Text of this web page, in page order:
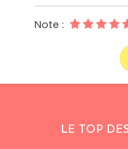
Note :
LE TOP